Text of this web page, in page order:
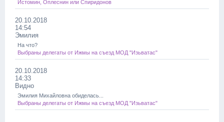
Истомин, Оплеснин или Спиридонов
20.10.2018
14:54
Эмилия
На что?
Выбраны делегаты от Ижмы на съезд МОД "Изьватас"
20.10.2018
14:33
Видно
Эмилия Михайловна обиделась...
Выбраны делегаты от Ижмы на съезд МОД "Изьватас"